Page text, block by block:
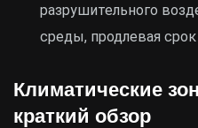
разрушительного
среды, продлевая
Климатические
краткий обзор